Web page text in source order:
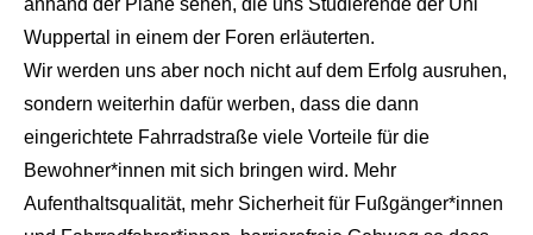
Wuppertal in einem der Foren erläuterten.
Wir werden uns aber noch nicht auf dem Erfolg ausruhen,
sondern weiterhin dafür werben, dass die dann
eingerichtete Fahrradstraße viele Vorteile für die
Bewohner*innen mit sich bringen wird. Mehr
Aufenthaltsqualität, mehr Sicherheit für Fußgänger*innen